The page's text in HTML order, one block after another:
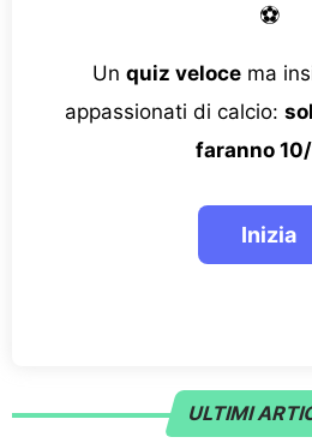
⚽
Un quiz velocema
appassionati di calcio:
faranno
ULTIMI